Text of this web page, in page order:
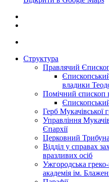
Структура
Правлячий
владики
Помічний єпископ
Герб Мукачівської
Управління
Єпархії
Церковний
Відділ у справах
вразливих осіб
Ужгородська
академія ім.